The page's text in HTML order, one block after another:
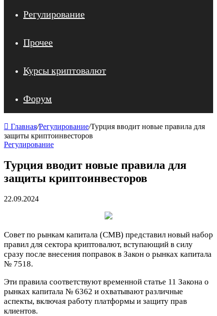
Регулирование
Прочее
Курсы криптовалют
Форум
Главная/Регулирование/Турция вводит новые правила для
защиты криптоинвесторов
Регулирование
Турция вводит новые правила для
защиты криптоинвесторов
22.09.2024
Совет по рынкам капитала (CMB) представил новый набор
правил для сектора криптовалют, вступающий в силу
сразу после внесения поправок в Закон о рынках капитала
№ 7518.
Эти правила соответствуют временной статье 11 Закона о
рынках капитала № 6362 и охватывают различные
аспекты, включая работу платформы и защиту прав
клиентов.